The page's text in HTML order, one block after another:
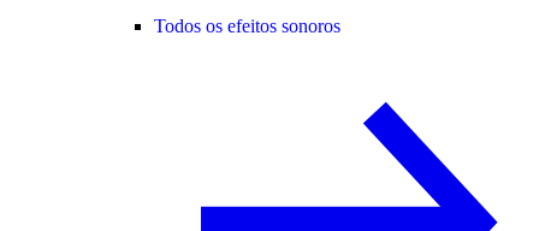
Todos os efeitos sonoros